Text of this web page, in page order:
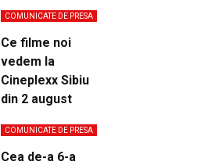
COMUNICATE DE PRESA
Ce filme noi
vedem la
Cineplexx Sibiu
din 2 august
COMUNICATE DE PRESA
Cea de-a 6-a